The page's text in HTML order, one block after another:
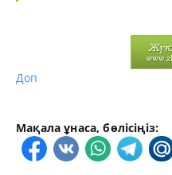
Доп
Мақала ұнаса, бөлісіңіз: